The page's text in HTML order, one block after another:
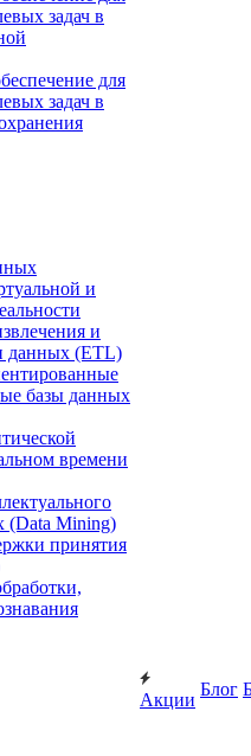
задач в
для
задач в
и
и
данных (ETL)
базы данных
времени
(Data Mining)
принятия
Акции
Блог